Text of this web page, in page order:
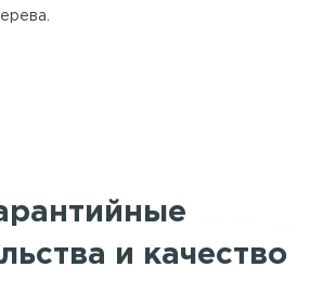
и качество